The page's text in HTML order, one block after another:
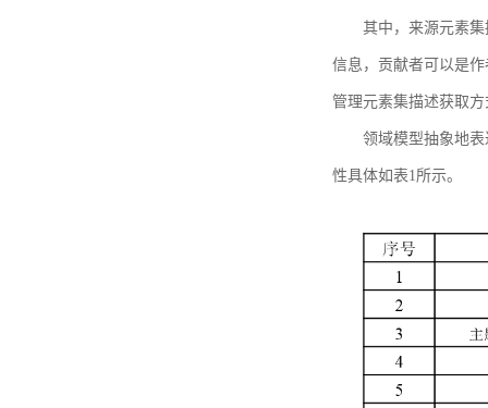
其中，来源元素
信息，贡献者可以是
管理元素集描述获取
领域模型抽象地
性具体如表1所示。